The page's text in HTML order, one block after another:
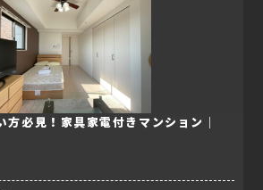
方必見！家具家電付きマンション｜